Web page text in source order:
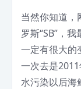
当然你知道，
罗斯“SB”，
一定有很大的
一次去是
水污染以后海